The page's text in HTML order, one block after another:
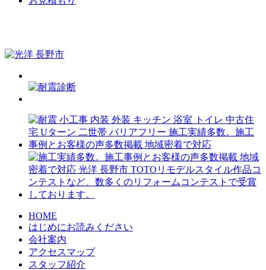
HOME
はじめにお読みください
会社案内
アクセスマップ
スタッフ紹介